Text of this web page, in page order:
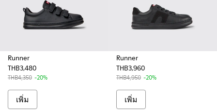
Runner
THB3,480
THB4,350 -20%
เพิ่ม
Runner
THB3,960
THB4,950 -20%
เพิ่ม